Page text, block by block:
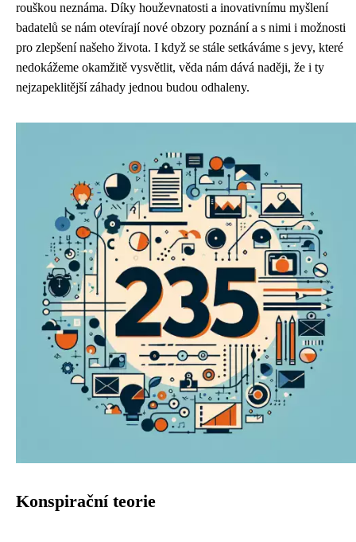
rouškou neznáma. Díky houževnatosti a inovativnímu myšlení
badatelů se nám otevírají nové obzory poznání a s nimi i možnosti
pro zlepšení našeho života. I když se stále setkáváme s jevy, které
nedokážeme okamžitě vysvětlit, věda nám dává naději, že i ty
nejzapeklitější záhady jednou budou odhaleny.
Konspirační teorie